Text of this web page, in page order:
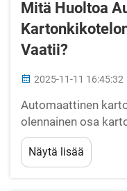
Mitä Huoltoa
Vaatii?
2025-11-11 16:45:32
Automaattinen
olennainen osa
kunnossapito on
toimintaa varten.
käyttökatkoihin,
Näytä lisää